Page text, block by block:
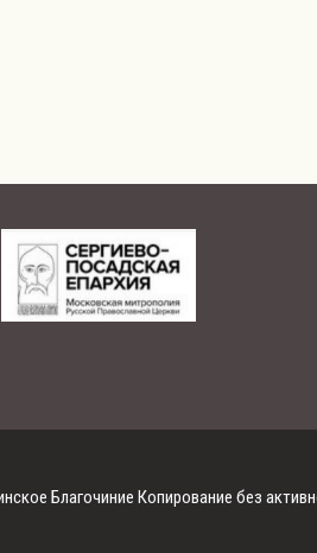
Благочиние Копирование без